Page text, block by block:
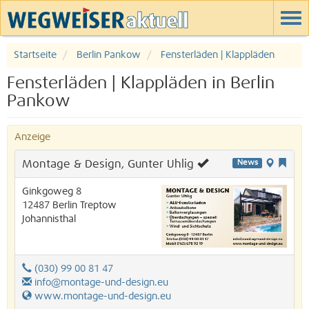
Startseite Berlin Pankow Fensterläden | Klappläden
Fensterläden | Klappläden in Berlin
Pankow
Anzeige
News
Montage & Design, Gunter Uhlig
Ginkgoweg 8
12487 Berlin
Treptow
Johannisthal
(030) 99 00 81 47
info@montage-und-design.eu
www.montage-und-design.eu